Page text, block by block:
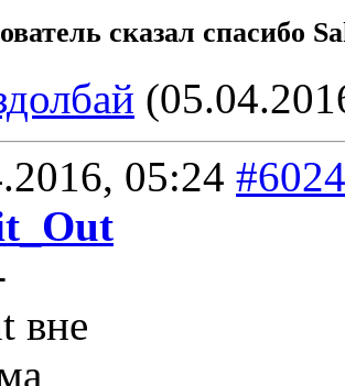
сказал cпасибо
05:24 #6024